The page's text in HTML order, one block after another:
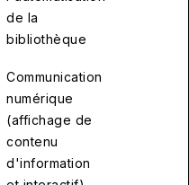
de la
bibliothèque
Communication
numérique
(affichage de
contenu
d'information